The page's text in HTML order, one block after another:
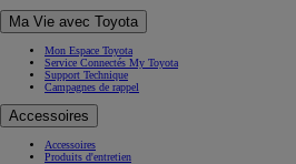
Ma Vie avec Toyota
Mon Espace Toyota
Service Connectés My Toyota
Support Technique
Campagnes de rappel
Accessoires
Accessoires
Produits d'entretien